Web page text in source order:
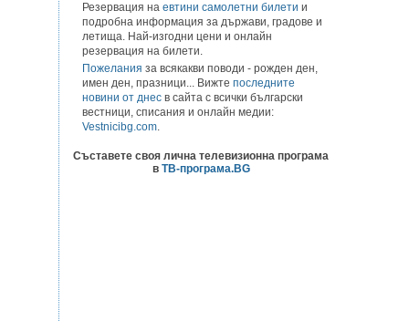
Резервация на евтини самолетни билети и
подробна информация за държави, градове и
летища. Най-изгодни цени и онлайн
резервация на билети.
Пожелания за всякакви поводи - рожден ден,
имен ден, празници... Вижте последните
новини от днес в сайта с всички български
вестници, списания и онлайн медии:
Vestnicibg.com.
Съставете своя лична телевизионна програма
в ТВ-програма.BG